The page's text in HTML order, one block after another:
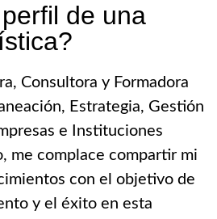
de una
Consultora y Formadora
Estrategia, Gestión
e Instituciones
me complace compartir mi
con el objetivo de
y el éxito en esta